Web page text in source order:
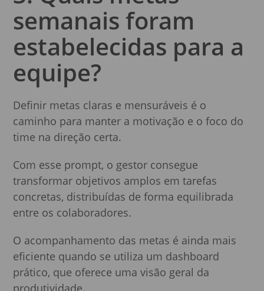
semanais foram
estabelecidas para a
equipe?
Definir metas claras e mensuráveis é o
caminho para manter a motivação e o foco do
time na direção certa.
Com esse prompt, o gestor consegue
transformar objetivos amplos em tarefas
concretas, distribuídas de forma equilibrada
entre os colaboradores.
O acompanhamento das metas é ainda mais
eficiente quando se utiliza um dashboard
prático, que oferece uma visão geral da
produtividade.